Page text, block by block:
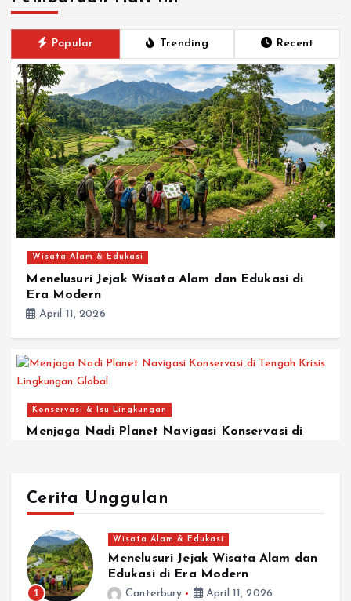
Popular Trending Recent
Wisata Alam & Edukasi
Menelusuri Jejak Wisata Alam dan Edukasi di
Era Modern
April 11, 2026
Konservasi & Isu Lingkungan
Menjaga Nadi Planet Navigasi Konservasi di
Cerita Unggulan
1
Wisata Alam & Edukasi
Menelusuri Jejak Wisata Alam dan
Edukasi di Era Modern
Canterbury April 11, 2026